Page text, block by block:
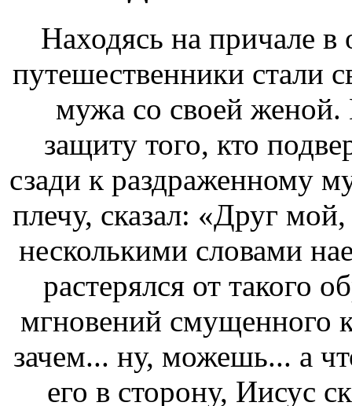
Находясь на причале в
путешественники стали
мужа со своей женой.
защиту того, кто
сзади к раздраженному
плечу, сказал: «Друг
несколькими словами
растерялся от такого
мгновений смущенного
зачем... ну, можешь... а
его в сторону, Иисус